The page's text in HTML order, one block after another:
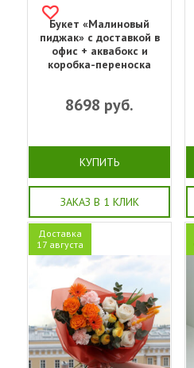
Букет «Малиновый
пиджак» с доставкой в
офис + аквабокс и
коробка-переноска
8698 руб.
КУПИТЬ
ЗАКАЗ В 1 КЛИК
Доставка
17 августа